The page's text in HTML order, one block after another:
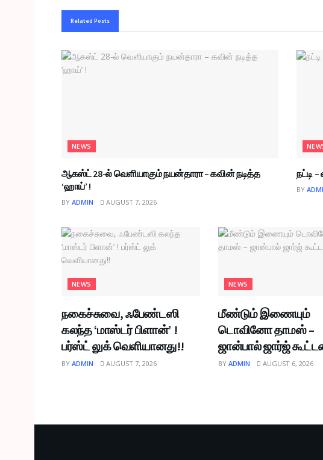
Related Posts
NEWS
ஆகஸ்ட் 28-ல் வெளியாகும் நயன்தாரா – கவின் நடித்த
‘ஹாய்’ !
BY ADMIN AUGUST 7, 2026
நட்டி
BY
NEWS
நகைச்சுவை, ஃபேண்டஸி
கலந்த ‘மாஸ்டர் பிளான்’ !
பர்ஸ்ட் லுக் வெளியானது!!
BY ADMIN AUGUST 7, 2026
NEWS
மீண்டும் இணையும்
டொவினோ தாமஸ் –
ஜான்பால் ஜார்ஜ்
BY ADMIN AUGUST 6, 2026